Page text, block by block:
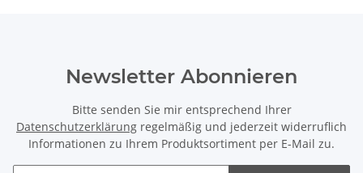
Newsletter Abonnieren
Bitte senden Sie mir entsprechend Ihrer
Datenschutzerklärung regelmäßig und jederzeit widerruflich
Informationen zu Ihrem Produktsortiment per E-Mail zu.